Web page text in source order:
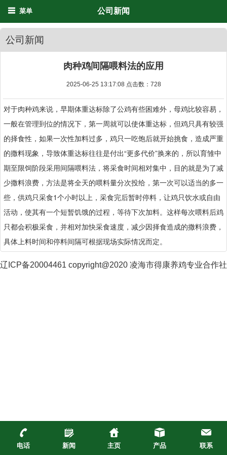
公司新闻
菜单
公司新闻
肉种鸡间隔喂料法的应用
2025-06-25 13:17:08 点击数： 728
对于肉种鸡来说，早期体重达标除了公鸡有些困难外，母鸡比较容易，
一般在管理到位的情况下，第一周就可以使体重达标，但鸡只具有较强
的择食性，如果一次性加料过多，鸡只一吃饱后就开始挑食，造成严重
的撒料现象，导致体重达标往往是付出“更多代价”换来的，所以育雏中
期至限饲阶段采用间隔喂料法，将采食时间相对集中，目的就是为了减
少撒料浪费，方法是将全天的喂料量分次投给，第一次可以适当的多一
些，供鸡只采食1个小时以上，采食完后暂时停料，让鸡只饮水或自由
活动，使其有一个短暂饥饿的过程，等待下次加料。这样每次喂料后鸡
只都会积极采食，并相对加快采食速度，减少因择食造成的撒料浪费，
具体上料时间和停料间隔可根据现场实际情况而定。
辽ICP备20004461 copyright@2020 凌海市得康养鸡专业合作社
电话 新闻 主页 产品 联系